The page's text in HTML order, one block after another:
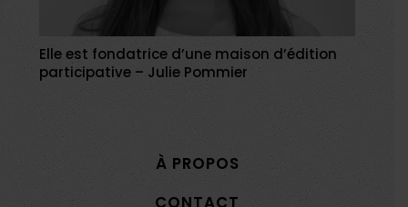
Elle est fondatrice d’une maison d’édition
participative – Julie Pommier
À PROPOS
CONTACT